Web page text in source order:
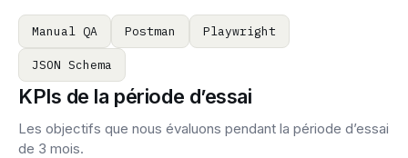
Manual QA Postman Playwright
JSON Schema
KPIs de la période d’essai
Les objectifs que nous évaluons pendant la période d’essai
de 3 mois.